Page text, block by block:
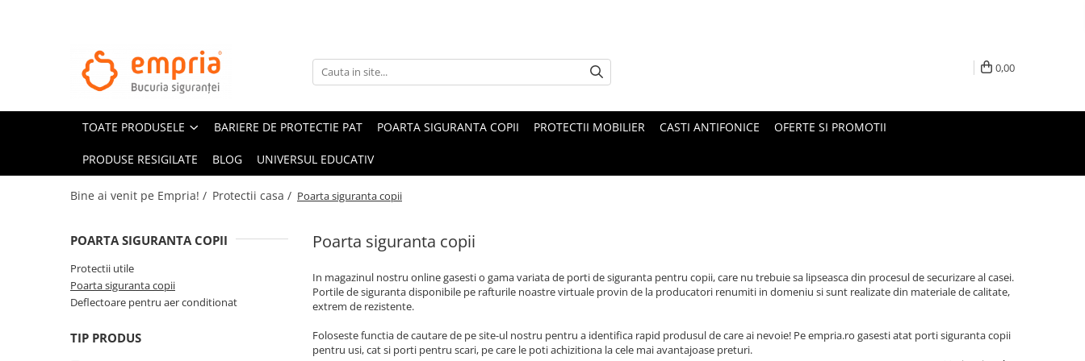
TOATE PRODUSELE
Oferte Protectii Laterale Pat
Bariere protectie pentru pat
Aparatori laterale patut bebe
Sigurante pentru sertare si usi
Sigurante geamuri si usi glisante
Kituri de siguranta pentru copii si
Protectii casa
0,00
TOATE PRODUSELE BARIERE DE PROTECTIE PAT POARTA SIGURANTA COPII PROTECTII MOBILIER CASTI ANTIFONICE OFERTE SI PROMOTII
PRODUSE RESIGILATE BLOG UNIVERSUL EDUCATIV
Bine ai venit pe Empria! / Protectii casa / Poarta siguranta copii
Poarta siguranta copii
In magazinul nostru online gasesti o gama variata de porti de siguranta pentru copii, care nu trebuie sa lipseasca din procesul de securizare al casei.
Portile de siguranta disponibile pe rafturile noastre virtuale provin de la producatori renumiti in domeniu si sunt realizate din materiale de calitate,
extrem de rezistente.
Foloseste functia de cautare de pe site-ul nostru pentru a identifica rapid produsul de care ai nevoie! Pe empria.ro gasesti atat porti siguranta copii
pentru usi, cat si porti pentru scari, pe care le poti achizitiona la cele mai avantajoase preturi.
POARTA SIGURANTA COPII
Protectii utile
Poarta siguranta copii
Deflectoare pentru aer conditionat
TIP PRODUS